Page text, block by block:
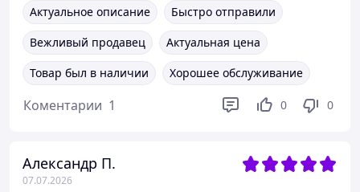
Актуальное описание
Быстро отправили
Вежливый продавец
Актуальная цена
Товар был в наличии
Хорошее обслуживание
Коментарии 1 0 0
Александр П.
07.07.2026